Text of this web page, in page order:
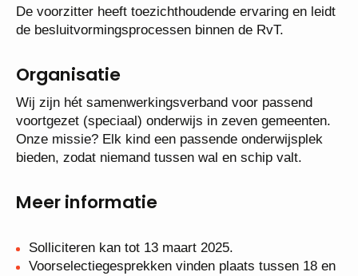
De voorzitter heeft toezichthoudende ervaring en leidt
de besluitvormingsprocessen binnen de RvT.
Organisatie
Wij zijn hét samenwerkingsverband voor passend
voortgezet (speciaal) onderwijs in zeven gemeenten.
Onze missie? Elk kind een passende onderwijsplek
bieden, zodat niemand tussen wal en schip valt.
Meer informatie
Solliciteren kan tot 13 maart 2025.
Voorselectiegesprekken vinden plaats tussen 18 en